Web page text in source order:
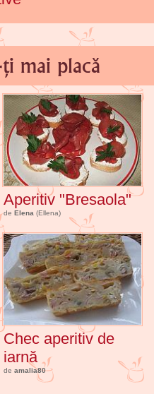
mai placă
Aperitiv "Bresaola"
de Elena (Ellena)
Chec aperitiv de
iarnă
de amalia80